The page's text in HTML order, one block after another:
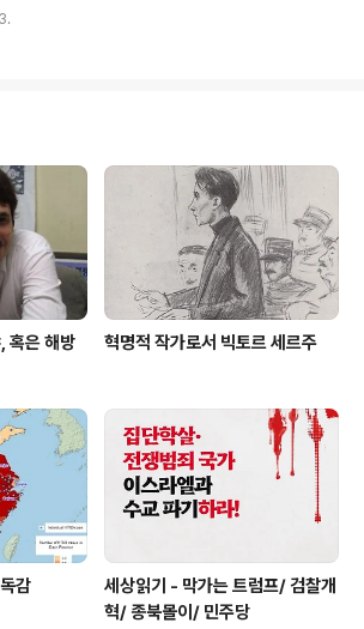
가는 가운데, 이 '..
을 다시 옮겨
동안 계속해서 '사망 진단'을
면 자본주의의 '머지 않은 붕
기의 하나의 지성계 경향이었
다. 세계 대전의 도살이나 미국
실업자가 돼 ..
혹은 해방
혁명적 작가로서 빅토르 세르주
감
세상읽기 - 막가는 트럼프/ 검찰개
혁/ 종북몰이/ 민주당